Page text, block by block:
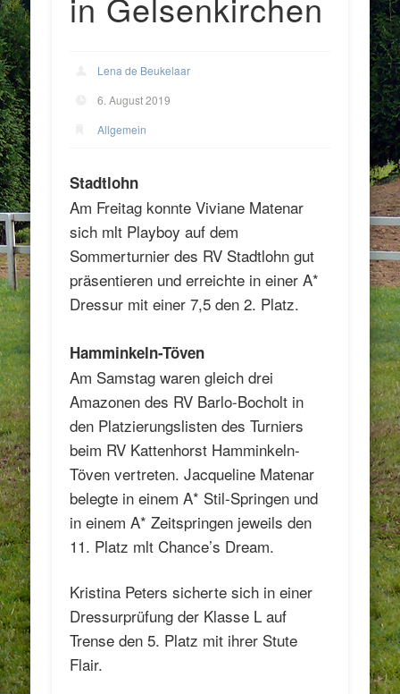
Lena de Beukelaar
6. August 2019
Allgemein
Stadtlohn
Am Freitag konnte Viviane Matenar
sich mlt Playboy auf dem
Sommerturnier des RV Stadtlohn gut
präsentieren und erreichte in einer A*
Dressur mit einer 7,5 den 2. Platz.
Hamminkeln-Töven
Am Samstag waren gleich drei
Amazonen des RV Barlo-Bocholt in
den Platzierungslisten des Turniers
beim RV Kattenhorst Hamminkeln-
Töven vertreten. Jacqueline Matenar
belegte in einem A* Stil-Springen und
in einem A* Zeitspringen jeweils den
11. Platz mlt Chance’s Dream.
Kristina Peters sicherte sich in einer
Dressurprüfung der Klasse L auf
Trense den 5. Platz mit ihrer Stute
Flair.